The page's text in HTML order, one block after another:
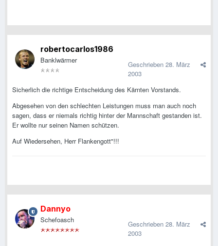
robertocarlos1986
Banklwärmer Geschrieben 28. März
2003
Sicherlich die richtige Entscheidung des Kärnten Vorstands.
Abgesehen von den schlechten Leistungen muss man auch noch
sagen, dass er niemals richtig hinter der Mannschaft gestanden ist.
Er wollte nur seinen Namen schützen.
Auf Wiedersehen, Herr Flankengott"!!!
Dannyo
Schefoasch Geschrieben 28. März
2003